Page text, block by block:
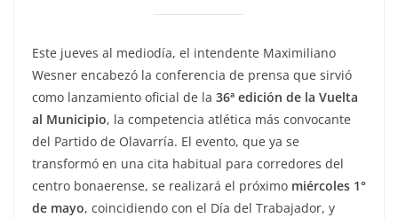
Este jueves al mediodía, el intendente Maximiliano
Wesner encabezó la conferencia de prensa que sirvió
como lanzamiento oficial de la 36ª edición de la Vuelta
al Municipio, la competencia atlética más convocante
del Partido de Olavarría. El evento, que ya se
transformó en una cita habitual para corredores del
centro bonaerense, se realizará el próximo miércoles 1°
de mayo, coincidiendo con el Día del Trabajador, y